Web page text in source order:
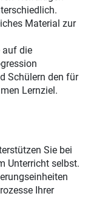
Material zur
auf die
Schülern den für
Lernziel.
Sie bei
Unterricht selbst.
Ihrer